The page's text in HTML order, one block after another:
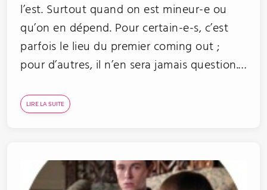
l’est. Surtout quand on est mineur-e ou
qu’on en dépend. Pour certain-e-s, c’est
parfois le lieu du premier coming out ;
pour d’autres, il n’en sera jamais question.…
LIRE LA SUITE